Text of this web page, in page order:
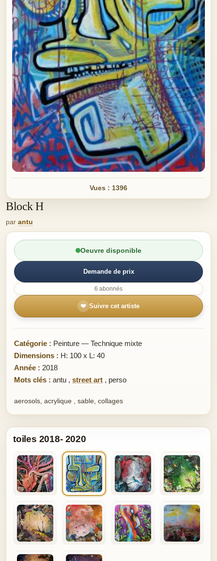
Vues : 1396
Block H
par antu
Oeuvre disponible
Demande de prix
6 abonnés
❤ Suivre cet artiste
Catégorie : Peinture — Technique mixte
Dimensions : H: 100 x L: 40
Année : 2018
Mots clés : antu , street art , perso
aerosols, acrylique , sable, collages
toiles 2018- 2020